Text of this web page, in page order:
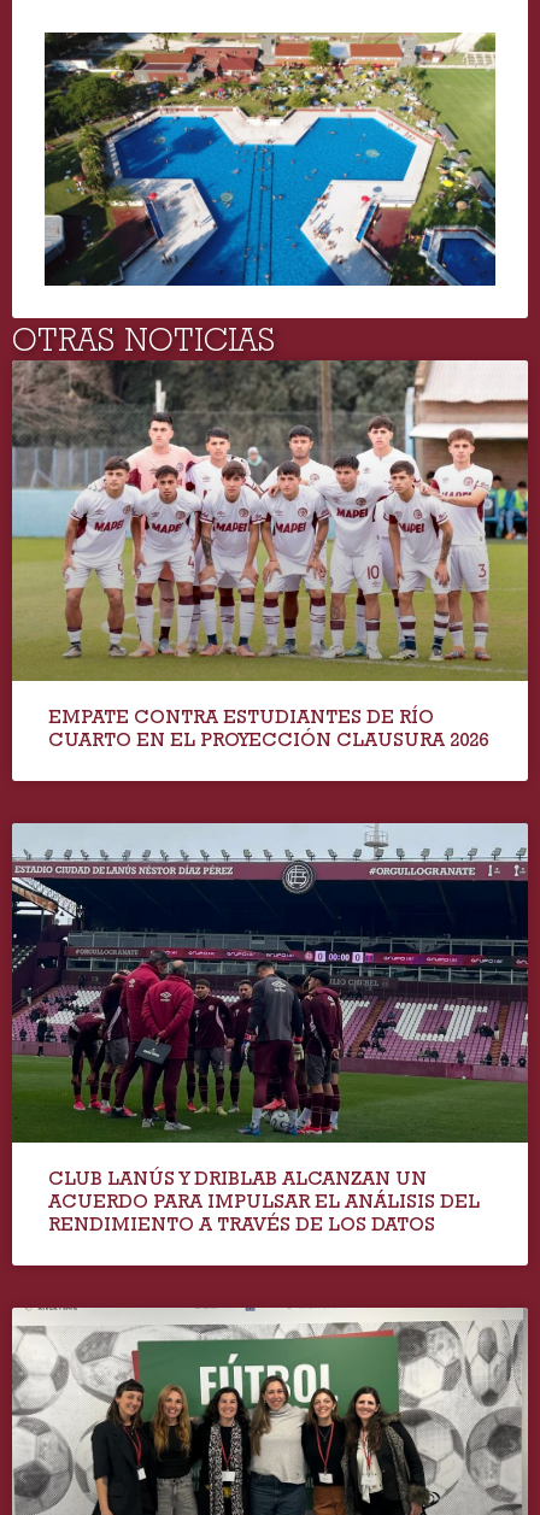
OTRAS NOTICIAS
EMPATE CONTRA ESTUDIANTES DE RÍO
CUARTO EN EL PROYECCIÓN CLAUSURA 2026
CLUB LANÚS Y DRIBLAB ALCANZAN UN
ACUERDO PARA IMPULSAR EL ANÁLISIS DEL
RENDIMIENTO A TRAVÉS DE LOS DATOS